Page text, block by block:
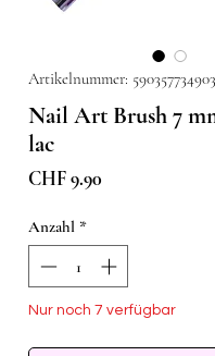
Artikelnummer:
Nail Art Brush 7
lac
CHF 9.90
Anzahl *
Nur noch 7 verfügbar